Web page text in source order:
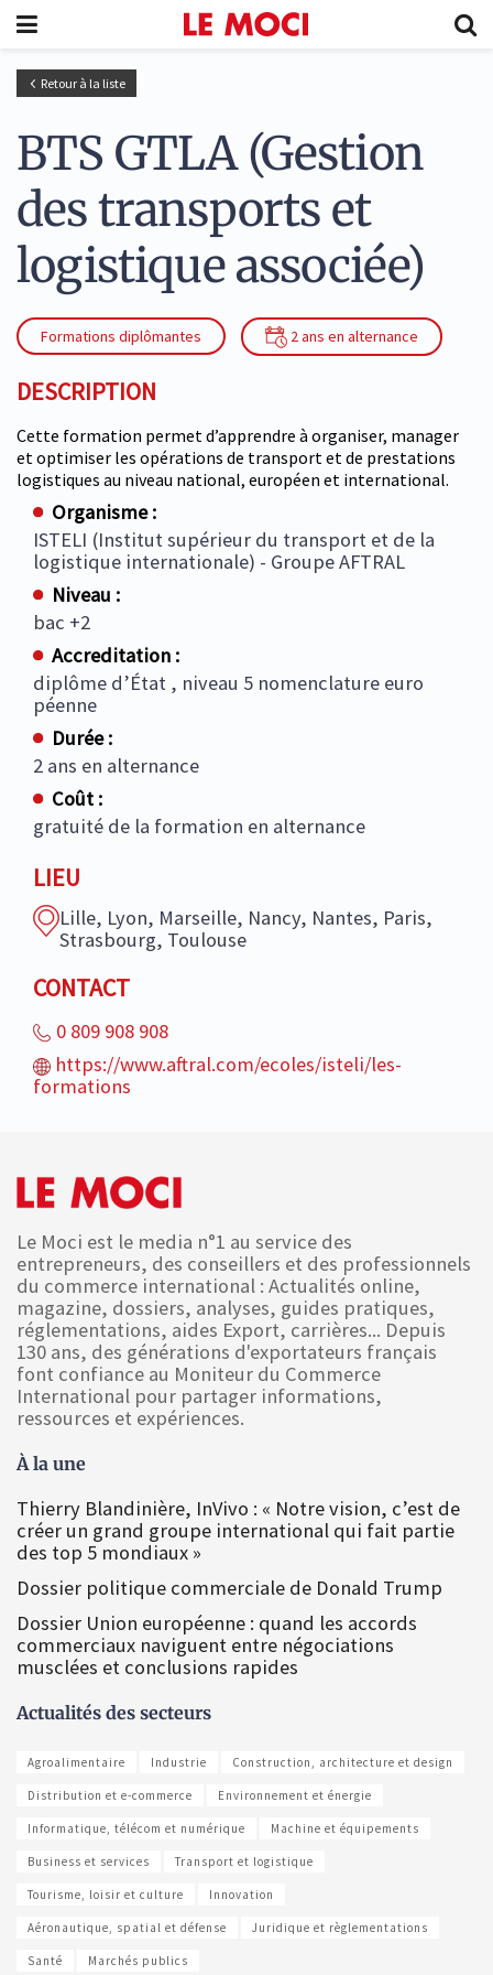
Retour à la liste
BTS GTLA (Gestion
des transports et
logistique associée)
Formations diplômantes 2 ans en alternance
DESCRIPTION
Cette formation permet d’apprendre à organiser, manager
et optimiser les opérations de transport et de prestations
logistiques au niveau national, européen et international.
Organisme :
ISTELI (Institut supérieur du transport et de la
logistique internationale) - Groupe AFTRAL
Niveau :
bac +2
Accreditation :
diplôme d’État , niveau 5 nomenclature euro
péenne
Durée :
2 ans en alternance
Coût :
gratuité de la formation en alternance
LIEU
Lille, Lyon, Marseille, Nancy, Nantes, Paris,
Strasbourg, Toulouse
CONTACT
0 809 908 908
https://www.aftral.com/ecoles/isteli/les-
formations
Le Moci est le media n°1 au service des
entrepreneurs, des conseillers et des professionnels
du commerce international : Actualités online,
magazine, dossiers, analyses, guides pratiques,
réglementations, aides Export, carrières... Depuis
130 ans, des générations d'exportateurs français
font confiance au Moniteur du Commerce
International pour partager informations,
ressources et expériences.
À la une
Thierry Blandinière, InVivo : « Notre vision, c’est de
créer un grand groupe international qui fait partie
des top 5 mondiaux »
Dossier politique commerciale de Donald Trump
Dossier Union européenne : quand les accords
commerciaux naviguent entre négociations
musclées et conclusions rapides
Actualités des secteurs
Agroalimentaire Industrie Construction, architecture et design
Distribution et e-commerce Environnement et énergie
Informatique, télécom et numérique Machine et équipements
Business et services Transport et logistique
Tourisme, loisir et culture Innovation
Aéronautique, spatial et défense Juridique et règlementations
Santé Marchés publics